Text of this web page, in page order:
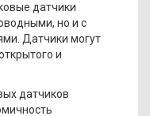
датчики
но и с
Датчики могут
и
датчиков